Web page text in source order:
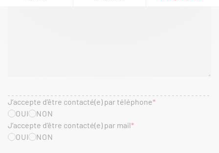
J’accepte d’être contacté(e) par téléphone
OUI
NON
J’accepte d’être contacté(e) par mail
OUI
NON